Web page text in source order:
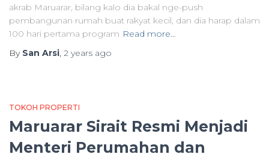
akrab Maruarar, bilang kalo dia bakal nge-push
pembangunan rumah buat rakyat kecil, dan dia harap dalam
100 hari pertama program Read more…
By San Arsi, 2 years ago
TOKOH PROPERTI
Maruarar Sirait Resmi Menjadi
Menteri Perumahan dan